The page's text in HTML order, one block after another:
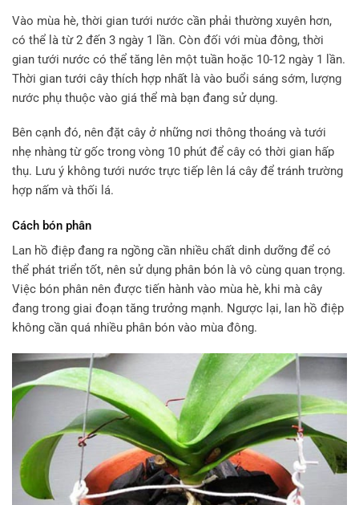
Vào mùa hè, thời gian tưới nước cần phải thường xuyên hơn,
có thể là từ 2 đến 3 ngày 1 lần. Còn đối với mùa đông, thời
gian tưới nước có thể tăng lên một tuần hoặc 10-12 ngày 1 lần.
Thời gian tưới cây thích hợp nhất là vào buổi sáng sớm, lượng
nước phụ thuộc vào giá thể mà bạn đang sử dụng.
Bên cạnh đó, nên đặt cây ở những nơi thông thoáng và tưới
nhẹ nhàng từ gốc trong vòng 10 phút để cây có thời gian hấp
thụ. Lưu ý không tưới nước trực tiếp lên lá cây để tránh trường
hợp nấm và thối lá.
Cách bón phân
Lan hồ điệp đang ra ngồng cần nhiều chất dinh dưỡng để có
thể phát triển tốt, nên sử dụng phân bón là vô cùng quan trọng.
Việc bón phân nên được tiến hành vào mùa hè, khi mà cây
đang trong giai đoạn tăng trưởng mạnh. Ngược lại, lan hồ điệp
không cần quá nhiều phân bón vào mùa đông.